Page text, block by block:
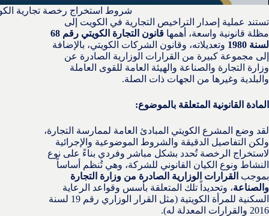
شروط استخراج رخصة تجارية
تستند عملية إصدار التراخيص التجارية في الكويت إلى
مظلة قانونية واسعة، أهمها
قانون التجارة الكويتي رقم 68
لسنة 1980
وتعديلاته، وقانون الشركات الكويتي، بالإضافة
إلى مجموعة كبيرة من القرارات الوزارية الصادرة عن
وزارة التجارة والصناعة والهيئة العامة للقوى العاملة
والبلدية وغيرها من الجهات ذات الصلة.
المادة القانونية المتعلقة بالموضوع:
لقد وضع المشرع الكويتي المبادئ العامة لممارسة التجارة،
ولكن التفاصيل الدقيقة والشروط الموضوعية والإجرائية
لاستخراج الرخصة تُحدد بشكل مباشر وفردي بناءً على نوع
النشاط ونوع الكيان القانوني للشركة، وهي تُنظم أساساً
بموجب القرارات الوزارية الصادرة من وزارة التجارة
والصناعة، وتحديداً تلك المتعلقة بأسس وقواعد الرعاية
السكنية للمرأة الكويتية (مثل القرار الوزاري رقم 19 لسنة
2016 والقرارات المعدلة له).